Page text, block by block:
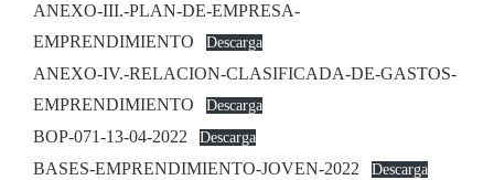
ANEXO-III.-PLAN-DE-EMPRESA-
EMPRENDIMIENTO
Descarga
ANEXO-IV.-RELACION-CLASIFICADA-DE-GASTOS-
EMPRENDIMIENTO
Descarga
BOP-071-13-04-2022 Descarga
BASES-EMPRENDIMIENTO-JOVEN-2022 Descarga